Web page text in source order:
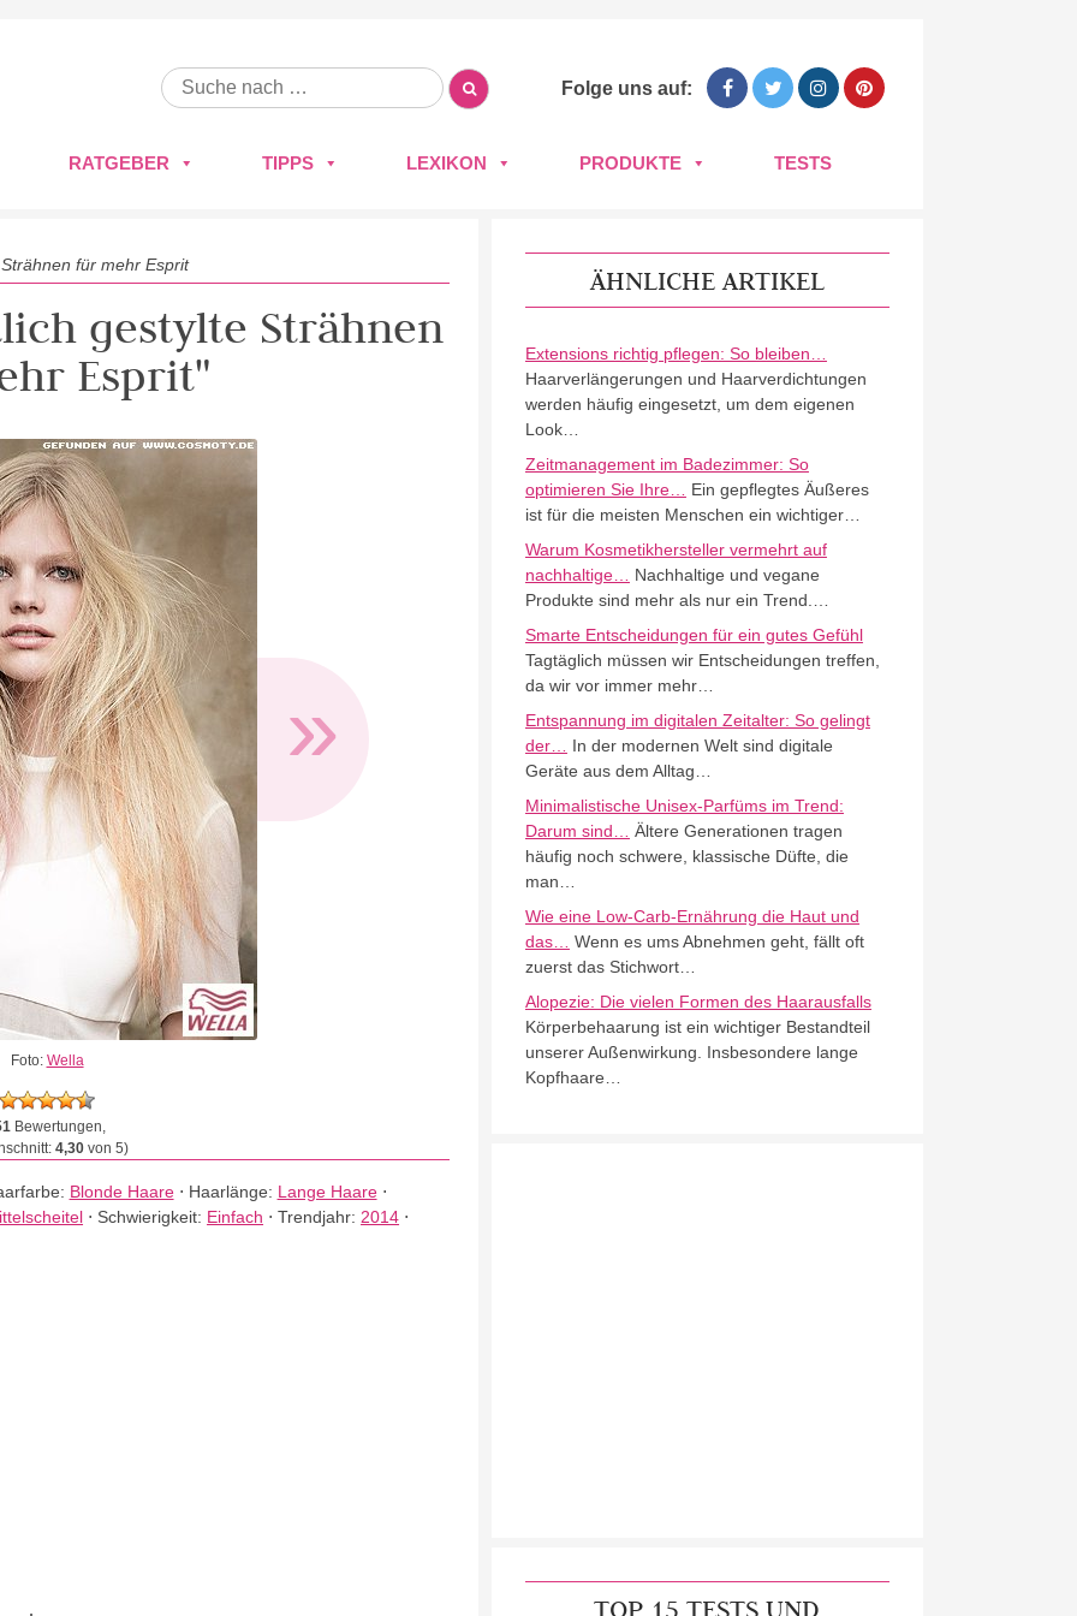
Folge uns auf:
RATGEBER TIPPS LEXIKON PRODUKTE TESTS
für mehr Esprit
gestylte Strähnen
Esprit"
»
Foto: Wella
Bewertungen,
4,30von 5)
Blonde Haare⋅ Haarlänge: Lange Haare⋅
⋅ Schwierigkeit: Einfach ⋅Trendjahr: 2014 ⋅
ÄHNLICHE ARTIKEL
Extensions richtig pflegen: So bleiben…
Haarverlängerungen und Haarverdichtungen
werden häufig eingesetzt, um dem eigenen
Look…
Zeitmanagement im Badezimmer: So
optimieren Sie Ihre…
Ein gepflegtes Äußeres
ist für die meisten Menschen ein wichtiger…
Warum Kosmetikhersteller vermehrt auf
nachhaltige…
Nachhaltige und vegane
Produkte sind mehr als nur ein Trend.…
Smarte Entscheidungen für ein gutes Gefühl
Tagtäglich müssen wir Entscheidungen treffen,
da wir vor immer mehr…
Entspannung im digitalen Zeitalter: So gelingt
der…
In der modernen Welt sind digitale
Geräte aus dem Alltag…
Minimalistische Unisex-Parfüms im Trend:
Darum sind…
Ältere Generationen tragen
häufig noch schwere, klassische Düfte, die
man…
Wie eine Low-Carb-Ernährung die Haut und
das…
Wenn es ums Abnehmen geht, fällt oft
zuerst das Stichwort…
Alopezie: Die vielen Formen des Haarausfalls
Körperbehaarung ist ein wichtiger Bestandteil
unserer Außenwirkung. Insbesondere lange
Kopfhaare…
TOP 15 TESTS UND